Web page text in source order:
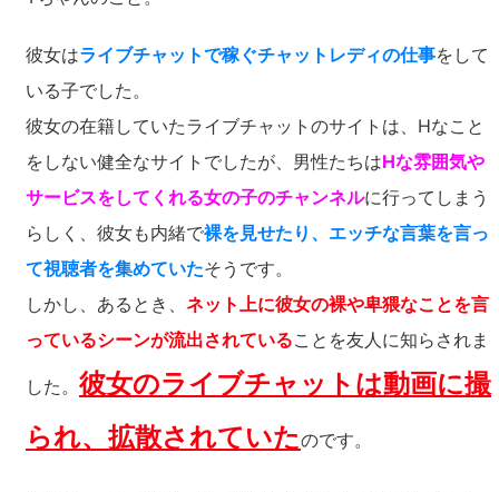
彼女はライブチャットで稼ぐチャットレディの仕事をして
いる子でした。
彼女の在籍していたライブチャットのサイトは、Hなこと
をしない健全なサイトでしたが、男性たちはHな雰囲気や
サービスをしてくれる女の子のチャンネルに行ってしまう
らしく、彼女も内緒で裸を見せたり、エッチな言葉を言っ
て視聴者を集めていたそうです。
しかし、あるとき、 ネット上に彼女の裸や卑猥なことを言
っているシーンが流出されていることを友人に知らされま
した。 彼女のライブチャットは動画に撮
られ、拡散されていたのです。